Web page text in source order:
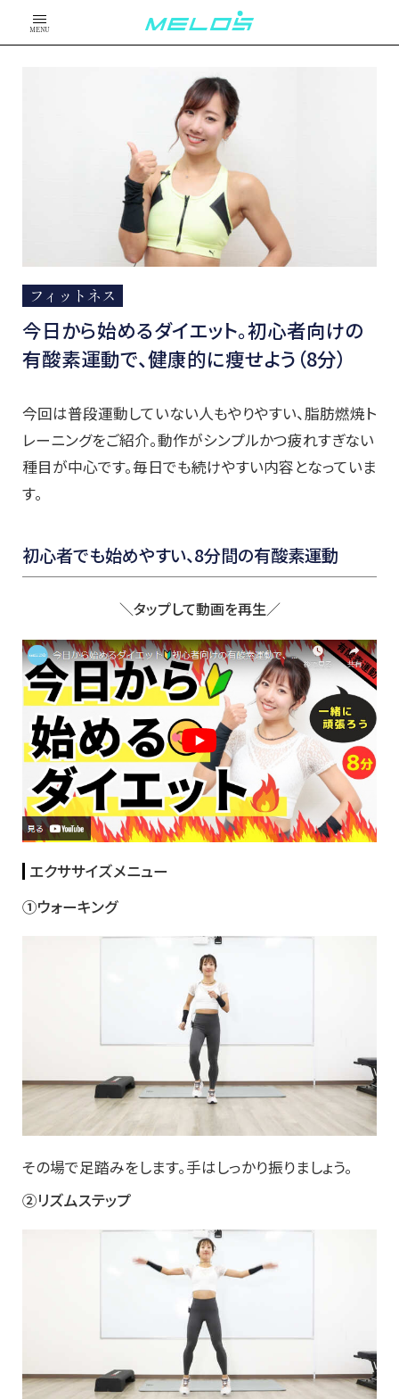
MENU
フィットネス
今日から始めるダイエット。初心者向けの
有酸素運動で、健康的に痩せよう（8分）
今回は普段運動していない人もやりやすい、脂肪燃焼ト
レーニングをご紹介。動作がシンプルかつ疲れすぎない
種目が中心です。毎日でも続けやすい内容となっていま
す。
初心者でも始めやすい、8分間の有酸素運動
＼タップして動画を再生／
エクササイズメニュー
①ウォーキング
その場で足踏みをします。手はしっかり振りましょう。
②リズムステップ